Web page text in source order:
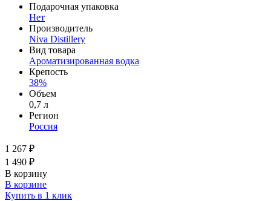
Подарочная упаковка
Нет
Производитель
Niva Distillery
Вид товара
Ароматизированная водка
Крепость
38%
Объем
0,7 л
Регион
Россия
1 267 ₽
1 490 ₽
В корзину
В корзине
Купить в 1 клик